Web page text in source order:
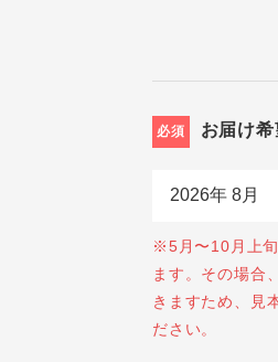
必須 お届け希
※5月〜10月上
ます。その場合
きますため、見
ださい。